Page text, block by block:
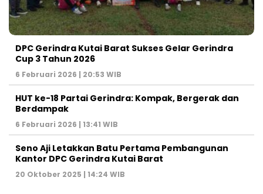
DPC Gerindra Kutai Barat Sukses Gelar Gerindra
Cup 3 Tahun 2026
6 Februari 2026 | 20:53 WIB
HUT ke-18 Partai Gerindra: Kompak, Bergerak dan
Berdampak
6 Februari 2026 | 13:41 WIB
Seno Aji Letakkan Batu Pertama Pembangunan
Kantor DPC Gerindra Kutai Barat
20 Oktober 2025 | 14:24 WIB